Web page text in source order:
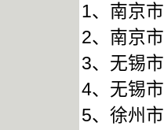
1、南京
2、南京
3、无锡
4、无锡
5、徐州